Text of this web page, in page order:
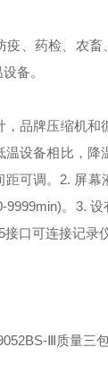
疫、药检、农
备。
，品牌压缩机和
设备相比，降
可调。 2. 屏幕
。 3. 设
口可连接记录
Ⅲ质量三